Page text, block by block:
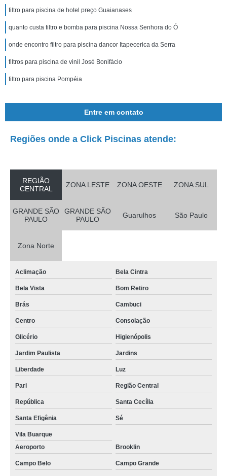
filtro para piscina de hotel preço Guaianases
quanto custa filtro e bomba para piscina Nossa Senhora do Ó
onde encontro filtro para piscina dancor Itapecerica da Serra
filtros para piscina de vinil José Bonifácio
filtro para piscina Pompéia
Entre em contato
Regiões onde a Click Piscinas atende:
REGIÃO
CENTRAL
ZONA LESTE ZONA OESTE ZONA SUL
GRANDE SÃO
PAULO
GRANDE SÃO
PAULO
Guarulhos São Paulo
Zona Norte
Aclimação Bela Cintra
Bela Vista Bom Retiro
Brás Cambuci
Centro Consolação
Glicério Higienópolis
Jardim Paulista Jardins
Liberdade Luz
Pari Região Central
República Santa Cecília
Santa Efigênia Sé
Vila Buarque
Aeroporto
Brooklin
Campo Belo Campo Grande